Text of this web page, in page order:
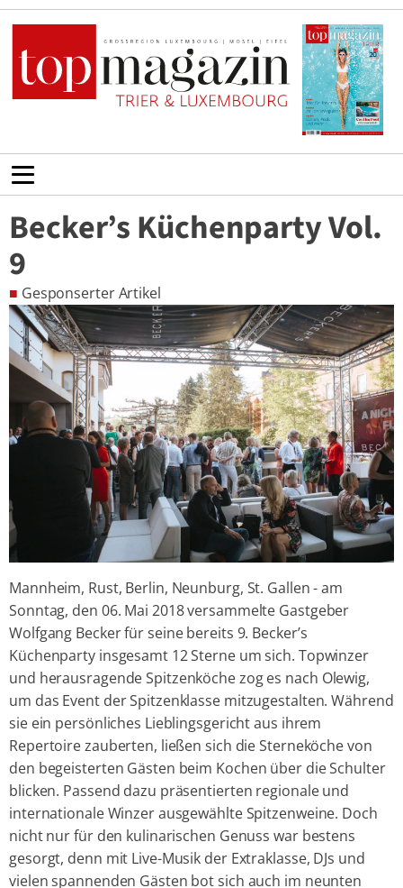
Becker’s Küchenparty Vol.
9
■ Gesponserter Artikel
Mannheim, Rust, Berlin, Neunburg, St. Gallen - am
Sonntag, den 06. Mai 2018 versammelte Gastgeber
Wolfgang Becker für seine bereits 9. Becker’s
Küchenparty insgesamt 12 Sterne um sich. Topwinzer
und herausragende Spitzenköche zog es nach Olewig,
um das Event der Spitzenklasse mitzugestalten. Während
sie ein persönliches Lieblingsgericht aus ihrem
Repertoire zauberten, ließen sich die Sterneköche von
den begeisterten Gästen beim Kochen über die Schulter
blicken. Passend dazu präsentierten regionale und
internationale Winzer ausgewählte Spitzenweine. Doch
nicht nur für den kulinarischen Genuss war bestens
gesorgt, denn mit Live-Musik der Extraklasse, DJs und
vielen spannenden Gästen bot sich auch im neunten